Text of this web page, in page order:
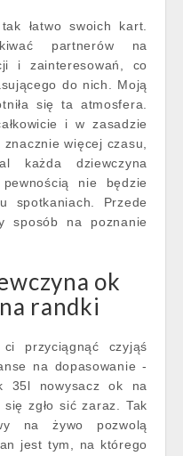
łatwo swoich kart.
partnerów na
i zainteresowań, co
do nich. Moją
się ta atmosfera.
i w zasadzie
więcej czasu,
każda dziewczyna
nie będzie
spotkaniach. Przede
sposób na poznanie
ok
randki
przyciągnąć czyjąś
na dopasowanie -
35l nowysacz ok na
zgło sić zaraz. Tak
na żywo pozwolą
jest tym, na którego